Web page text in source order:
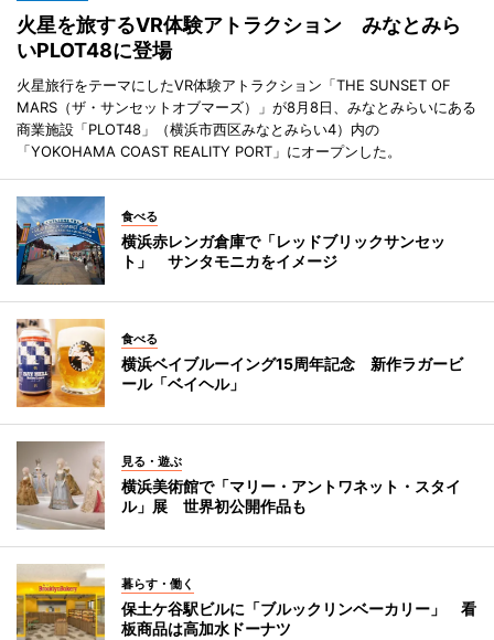
火星を旅するVR体験アトラクション みなとみら
いPLOT48に登場
火星旅行をテーマにしたVR体験アトラクション「THE SUNSET OF
MARS（ザ・サンセットオブマーズ）」が8月8日、みなとみらいにある
商業施設「PLOT48」（横浜市西区みなとみらい4）内の
「YOKOHAMA COAST REALITY PORT」にオープンした。
食べる
横浜赤レンガ倉庫で「レッドブリックサンセッ
ト」 サンタモニカをイメージ
食べる
横浜ベイブルーイング15周年記念 新作ラガービ
ール「ベイヘル」
見る・遊ぶ
横浜美術館で「マリー・アントワネット・スタイ
ル」展 世界初公開作品も
暮らす・働く
保土ケ谷駅ビルに「ブルックリンベーカリー」 看
板商品は高加水ドーナツ